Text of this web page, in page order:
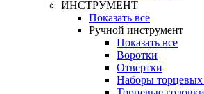
ИНСТРУМЕНТ
Показать все
Ручной инструмент
Показать все
Воротки
Отвертки
Наборы торцевых